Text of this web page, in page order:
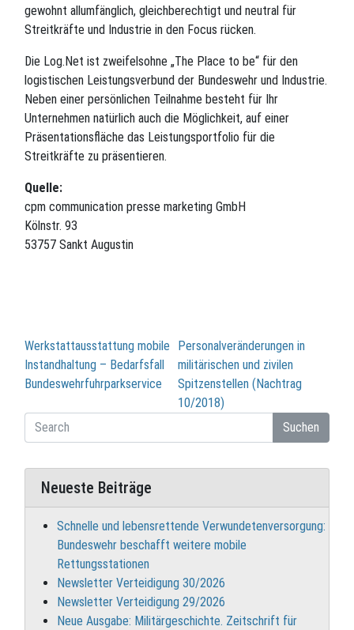
gewohnt allumfänglich, gleichberechtigt und neutral für
Streitkräfte und Industrie in den Focus rücken.
Die Log.Net ist zweifelsohne „The Place to be“ für den
logistischen Leistungsverbund der Bundeswehr und Industrie.
Neben einer persönlichen Teilnahme besteht für Ihr
Unternehmen natürlich auch die Möglichkeit, auf einer
Präsentationsfläche das Leistungsportfolio für die
Streitkräfte zu präsentieren.
Quelle:
cpm communication presse marketing GmbH
Kölnstr. 93
53757 Sankt Augustin
Beitragsnavigation
Werkstattausstattung mobile
Instandhaltung – Bedarfsfall
Bundeswehrfuhrparkservice
Personalveränderungen in
militärischen und zivilen
Spitzenstellen (Nachtrag
10/2018)
Suchen
Neueste Beiträge
Schnelle und lebensrettende Verwundetenversorgung:
Bundeswehr beschafft weitere mobile
Rettungsstationen
Newsletter Verteidigung 30/2026
Newsletter Verteidigung 29/2026
Neue Ausgabe: Militärgeschichte. Zeitschrift für